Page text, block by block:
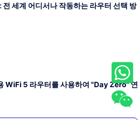
세계 어디서나 작동하는 라우터 선택 방
WiFi 5 라우터를 사용하여 "Day Zero" 연